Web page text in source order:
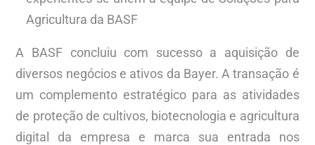
Agricultura da BASF
A BASF concluiu com sucesso a aquisição de
diversos negócios e ativos da Bayer. A transação é
um complemento estratégico para as atividades
de proteção de cultivos, biotecnologia e agricultura
digital da empresa e marca sua entrada nos